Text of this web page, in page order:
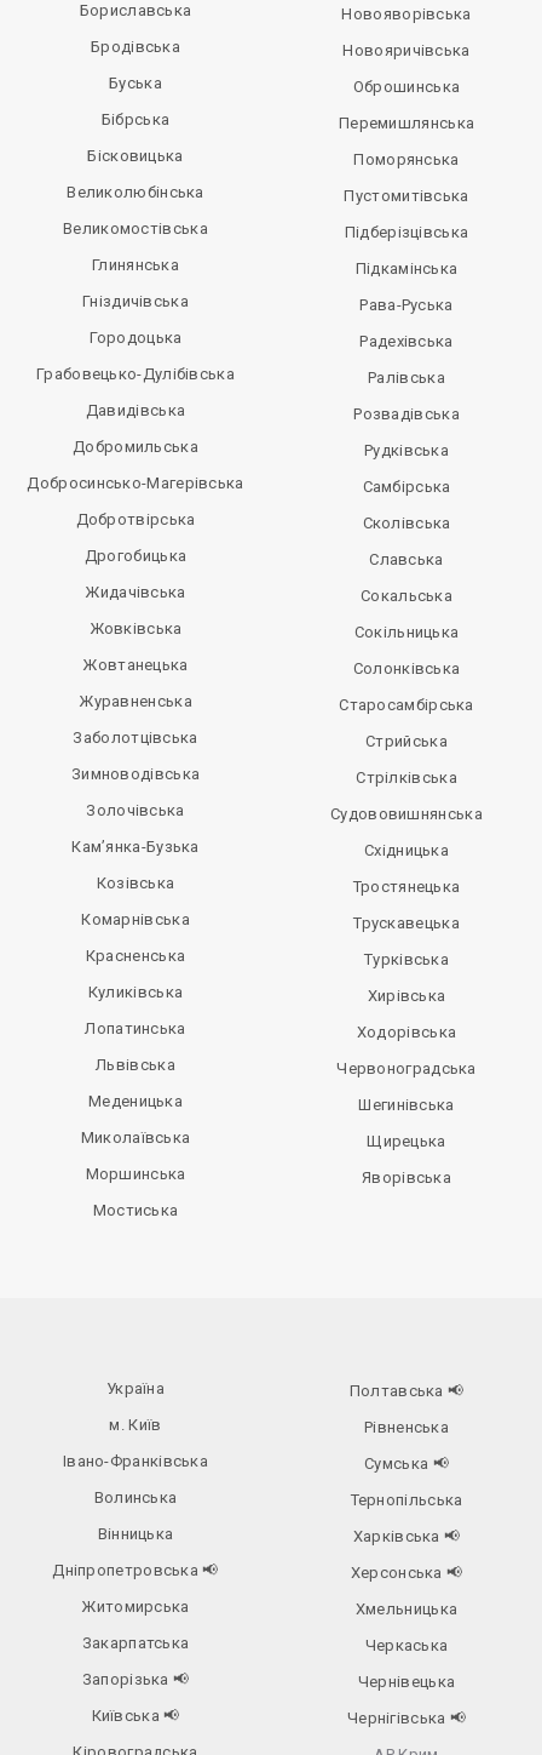
Бориславська
Бродівська
Буська
Бібрська
Бісковицька
Великолюбінська
Великомостівська
Глинянська
Гніздичівська
Городоцька
Грабовецько-Дулібівська
Давидівська
Добромильська
Добросинсько-Магерівська
Добротвірська
Дрогобицька
Жидачівська
Жовківська
Жовтанецька
Журавненська
Заболотцівська
Зимноводівська
Золочівська
Кам’янка-Бузька
Козівська
Комарнівська
Красненська
Куликівська
Лопатинська
Львівська
Меденицька
Миколаївська
Моршинська
Мостиська
Новояворівська
Новояричівська
Оброшинська
Перемишлянська
Поморянська
Пустомитівська
Підберізцівська
Підкамінська
Рава-Руська
Радехівська
Ралівська
Розвадівська
Рудківська
Самбірська
Сколівська
Славська
Сокальська
Сокільницька
Солонківська
Старосамбірська
Стрийська
Стрілківська
Судововишнянська
Східницька
Тростянецька
Трускавецька
Турківська
Хирівська
Ходорівська
Червоноградська
Шегинівська
Щирецька
Яворівська
Україна
м. Київ
Івано-Франківська
Волинська
Вінницька
Дніпропетровська📢
Житомирська
Закарпатська
Запорізька 📢
Київська📢
Полтавська 📢
Рівненська
Сумська 📢
Тернопільська
Харківська 📢
Херсонська 📢
Хмельницька
Черкаська
Чернівецька
Чернігівська 📢